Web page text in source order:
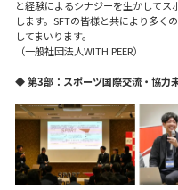
と経験によるシナジーを生かして
します。SFTの皆様と共により多く
してまいります。
（一般社団法人WITH PEER）
◆ 第3部：スポーツ国際交流・協力